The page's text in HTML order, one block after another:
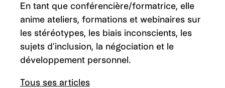
En tant que conférencière/formatrice, elle
anime ateliers, formations et webinaires sur
les stéréotypes, les biais inconscients, les
sujets d’inclusion, la négociation et le
développement personnel.
Tous ses articles